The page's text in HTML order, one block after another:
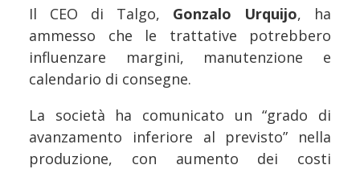
Il CEO di Talgo, Gonzalo Urquijo, ha
ammesso che le trattative potrebbero
influenzare margini, manutenzione e
calendario di consegne.
La società ha comunicato un “grado di
avanzamento inferiore al previsto” nella
produzione, con aumento dei costi